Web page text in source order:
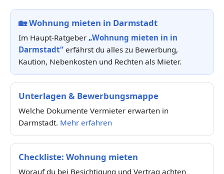
🏡Wohnung mieten in Darmstadt
Im Haupt-Ratgeber „Wohnung mieten in in
Darmstadt“ erfährst du alles zu Bewerbung,
Kaution, Nebenkosten und Rechten als Mieter.
Unterlagen & Bewerbungsmappe
Welche Dokumente Vermieter erwarten in
Darmstadt. Mehr erfahren
Checkliste: Wohnung mieten
Worauf du bei Besichtigung und Vertrag achten